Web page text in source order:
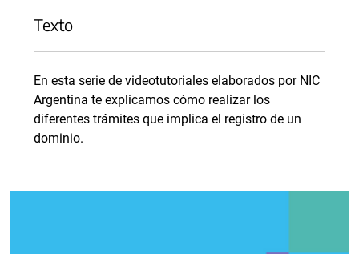
Texto
En esta serie de videotutoriales elaborados por NIC
Argentina te explicamos cómo realizar los
diferentes trámites que implica el registro de un
dominio.